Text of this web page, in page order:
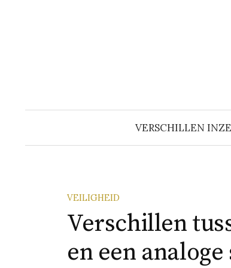
VERSCHILLEN
VEILIGHEID
Verschillen
en een